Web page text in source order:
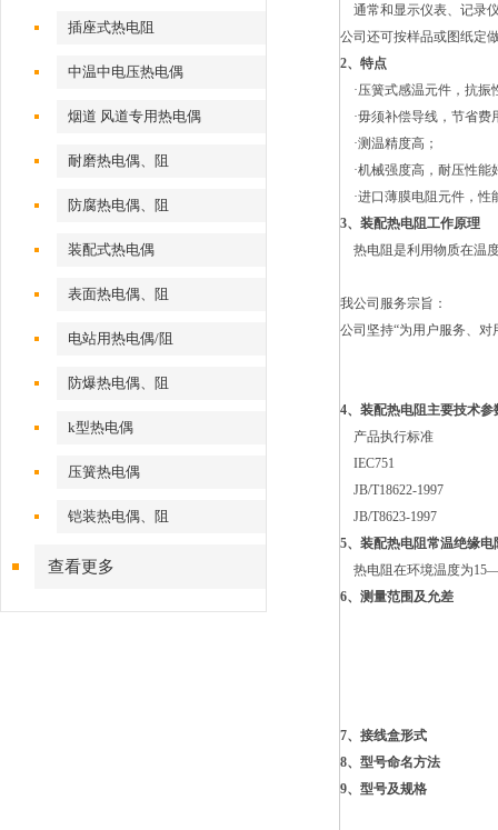
插座式热电阻
中温中电压热电偶
烟道 风道专用热电偶
耐磨热电偶、阻
防腐热电偶、阻
装配式热电偶
表面热电偶、阻
电站用热电偶/阻
防爆热电偶、阻
k型热电偶
压簧热电偶
铠装热电偶、阻
查看更多
通常和显示仪表、记录
公司还可按样品或图纸定
2、特点
·压簧式感温元件，抗振
·毋须补偿导线，节省费
·测温精度高；
·机械强度高，耐压性能
·进口薄膜电阻元件，性
3、装配热电阻工作原理
热电阻是利用物质在温
我公司服务宗旨：
公司坚持“为用户服务、
4、装配热电阻主要技术参
产品执行标准
IEC751
JB/T18622-1997
JB/T8623-1997
5、装配热电阻常温绝缘电
热电阻在环境温度为
6、测量范围及允差
7、接线盒形式
8、型号命名方法
9、型号及规格